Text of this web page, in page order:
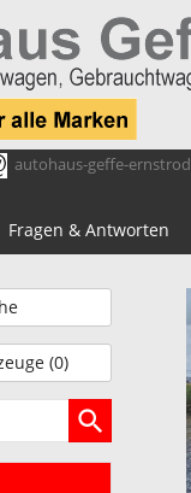
autohaus-geffe-
Fragen & Antworten
(0)